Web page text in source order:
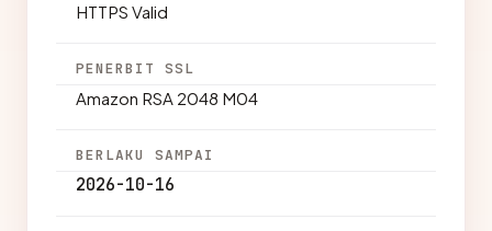
HTTPS Valid
PENERBIT SSL
Amazon RSA 2048 M04
BERLAKU SAMPAI
2026-10-16